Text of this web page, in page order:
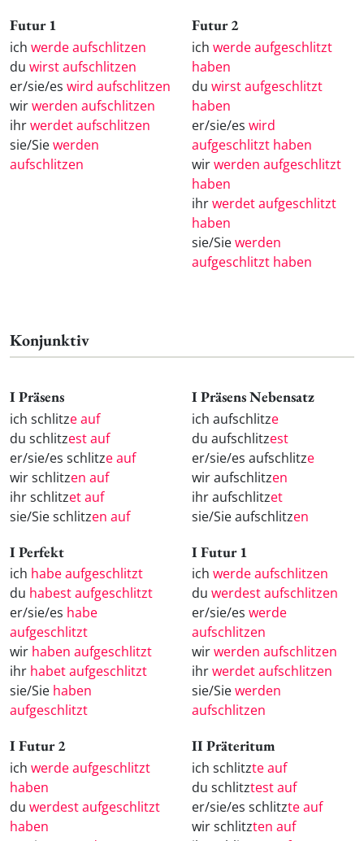
Futur 1
ich werde aufschlitzen
du wirst aufschlitzen
er/sie/es wird aufschlitzen
wirwerden aufschlitzen
ihrwerdet aufschlitzen
sie/Siewerden
aufschlitzen
Futur 2
ich werde aufgeschlitzt
haben
du wirst aufgeschlitzt
haben
er/sie/es wird
aufgeschlitzt haben
wirwerden aufgeschlitzt
haben
ihrwerdet aufgeschlitzt
haben
sie/Siewerden
aufgeschlitzt haben
Konjunktiv
I Präsens
ich schlitze auf
du schlitzest auf
er/sie/es schlitze auf
wir schlitzen auf
ihr schlitzet auf
sie/Sie schlitzen auf
I Präsens Nebensatz
ich aufschlitze
du aufschlitzest
er/sie/es aufschlitze
wir aufschlitzen
ihr aufschlitzet
sie/Sie aufschlitzen
I Perfekt
ich habe aufgeschlitzt
du habest aufgeschlitzt
er/sie/es habe
aufgeschlitzt
wir haben aufgeschlitzt
ihr habet aufgeschlitzt
sie/Sie haben
aufgeschlitzt
I Futur 1
ich werde aufschlitzen
du werdest aufschlitzen
er/sie/es werde
aufschlitzen
wirwerden aufschlitzen
ihrwerdet aufschlitzen
sie/Siewerden
aufschlitzen
I Futur 2
ich werde aufgeschlitzt
haben
du werdest aufgeschlitzt
haben
II Präteritum
ich schlitzte auf
du schlitztest auf
er/sie/es schlitzte auf
wir schlitzten auf